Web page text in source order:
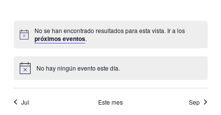
No se han encontrado resultados para esta vista. Ir a los
próximos eventos.
No hay ningún evento este día.
Jul Este mes Sep